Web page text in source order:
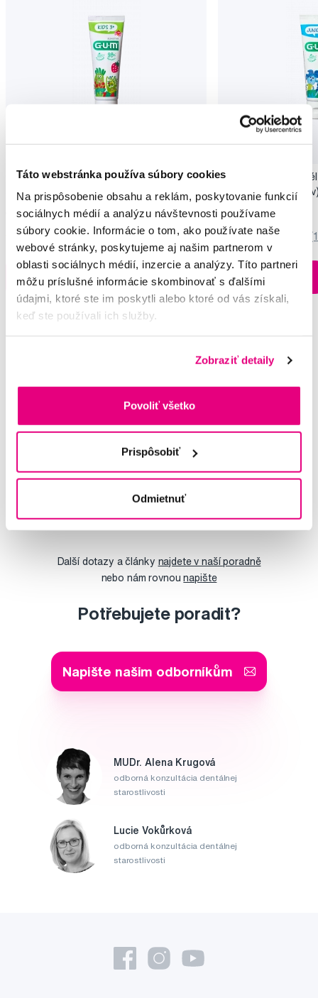
Táto webstránka používa súbory cookies
Na prispôsobenie obsahu a reklám, poskytovanie funkcií
sociálnych médií a analýzu návštevnosti používame
súbory cookie. Informácie o tom, ako používate naše
webové stránky, poskytujeme aj našim partnerom v
oblasti sociálnych médií, inzercie a analýzy. Títo partneri
môžu príslušné informácie skombinovať s ďalšími
údajmi, ktoré ste im poskytli alebo ktoré od vás získali,
keď ste používali ich služby.
Zobraziť detaily
Povoliť všetko
Prispôsobiť
Odmietnuť
GUM Kids zubný gél pre predškolákov
Jungle Budies (3-6 rokov), 50 ml
4,00 €
5,0/5 (98x)
Do košíku
Na sklade > 5 ks
Ihneď v 3 prodejnách
GUM Junior zubný
Monsters (7-12
4,00 €
5,0
Do košíku
Vybrané dotazy a články
Afty
Zubná pasta pre 2 ročné dieťa
Další dotazy a články najdete v naší poradně
nebo nám rovnounapište
Potřebujete poradit?
Napište našim odborníkům
MUDr. Alena Krugová
odborná konzultácia dentálnej
starostlivosti
Lucie Vokůrková
odborná konzultácia dentálnej
starostlivosti